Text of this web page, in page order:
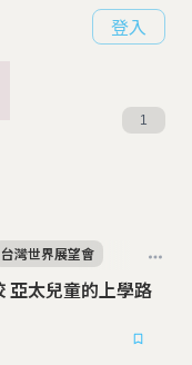
登入
1
搭船騎馬去學校 亞太兒童的上學路
台灣世界展望會